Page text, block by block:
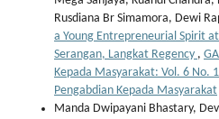
Rusdiana Br Simamora, Dewi
a Young Entrepreneurial Spirit
Serangan, Langkat Regency ,
Kepada Masyarakat: Vol. 6 No.
Pengabdian Kepada Masyarakat
Manda Dwipayani Bhastary,